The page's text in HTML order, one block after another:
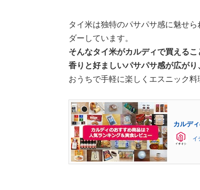
タイ米は独特のパサパサ感に魅せ
ダーしています。
そんなタイ米がカルディで買える
香りと好ましいパサパサ感が広がり
おうちで手軽に楽しくエスニック料
カルデ
イ